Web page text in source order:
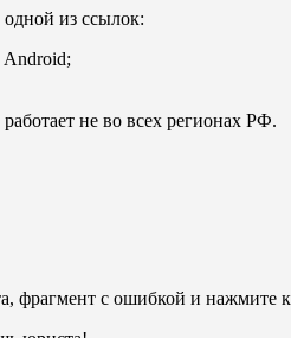
из ссылок:
Android;
не во всех регионах РФ.
фрагмент с ошибкой и нажмите